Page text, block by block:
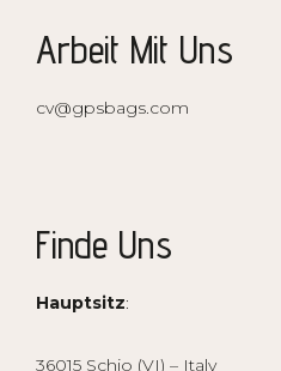
Arbeit Mit Uns
cv@gpsbags.com
Finde Uns
Hauptsitz: Viale
36015 Schio (VI) – Italy